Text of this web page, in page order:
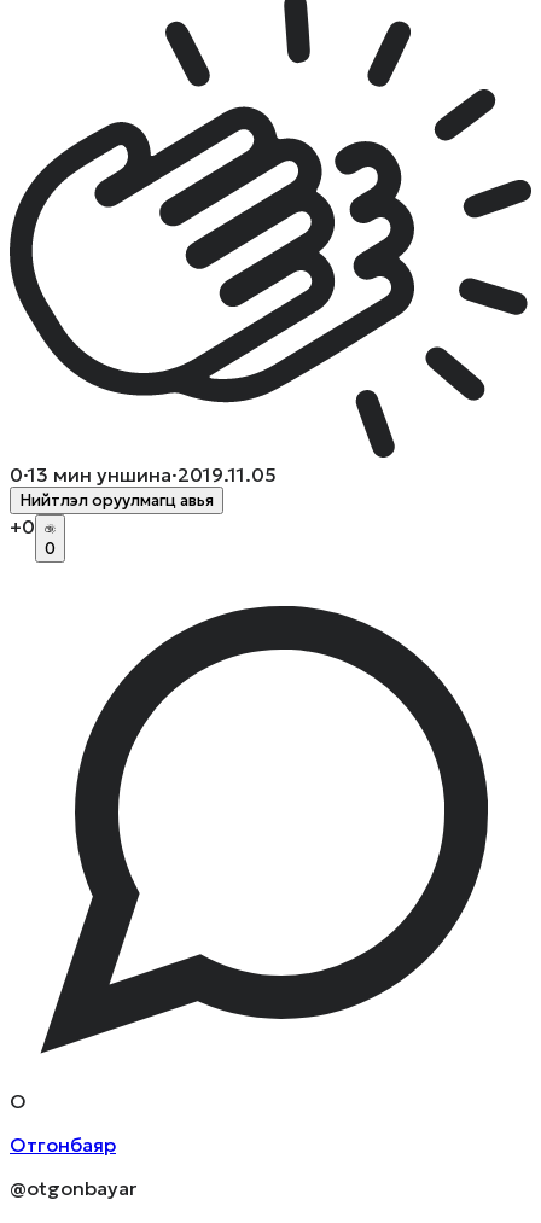
0·13 мин уншина·2019.11.05
Нийтлэл оруулмагц авья
+0
0
О
Отгонбаяр
@otgonbayar